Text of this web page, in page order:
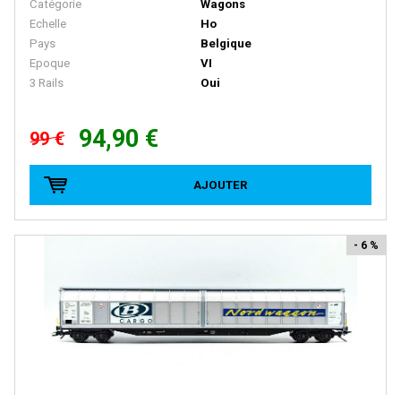
Busch
Cararama
Carmina
CHREZO
CLAREL
Classic Metal Works
COLINTER PRODUCTION
CON-COR
D+R MODELLBAHN
Catégorie
Wagons
Echelle
Ho
Pays
Belgique
Epoque
VI
3 Rails
Oui
99 € 94,90 €
AJOUTER
- 6 %